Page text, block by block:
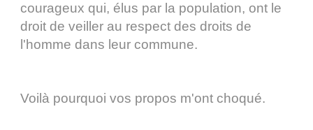
courageux qui, élus par la population, ont le
droit de veiller au respect des droits de
l'homme dans leur commune.
Voilà pourquoi vos propos m'ont choqué.